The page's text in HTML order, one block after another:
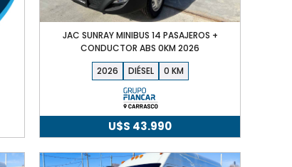
JAC SUNRAY MINIBUS 14 PASAJEROS +
CONDUCTOR ABS 0KM 2026
2026
DIÉSEL 0
U$S 43.990